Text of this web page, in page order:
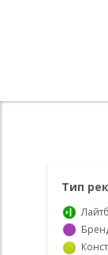
Тип